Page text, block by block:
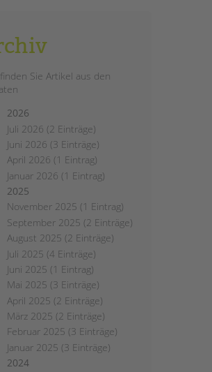
Sie Artikel aus den
2026
Juli 2026 (2 Einträge)
Juni 2026 (3 Einträge)
April 2026 (1 Eintrag)
Januar 2026 (1 Eintrag)
2025
November 2025 (1 Eintrag)
September 2025 (2 Einträge)
August 2025 (2 Einträge)
Juli 2025 (4 Einträge)
Juni 2025 (1 Eintrag)
Mai 2025 (3 Einträge)
April 2025 (2 Einträge)
März 2025 (2 Einträge)
Februar 2025 (3 Einträge)
Januar 2025 (3 Einträge)
2024